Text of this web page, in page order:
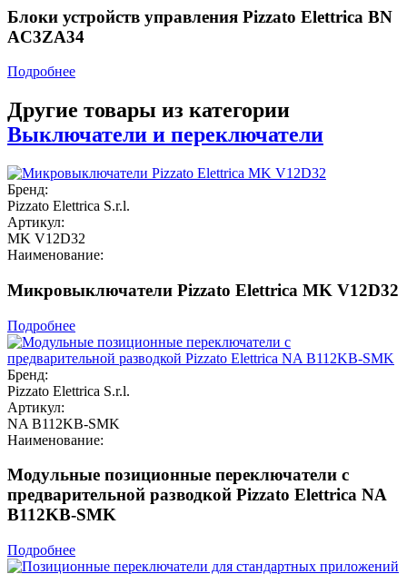
Блоки устройств управления Pizzato Elettrica BN
AC3ZA34
Подробнее
Другие товары из категории
Выключатели и переключатели
Бренд:
Pizzato Elettrica S.r.l.
Артикул:
MK V12D32
Наименование:
Микровыключатели Pizzato Elettrica MK V12D32
Подробнее
Бренд:
Pizzato Elettrica S.r.l.
Артикул:
NA B112KB-SMK
Наименование:
Модульные позиционные переключатели с
предварительной разводкой Pizzato Elettrica NA
B112KB-SMK
Подробнее